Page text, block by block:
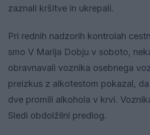
zaznali kršitve in ukrepali.
Pri rednih nadzorih kontrolah
smo V Marija Dobju v soboto,
obravnavali voznika osebnega
preizkus z alkotestom pokazal,
dve promili alkohola v krvi.
Sledi obdolžilni predlog.